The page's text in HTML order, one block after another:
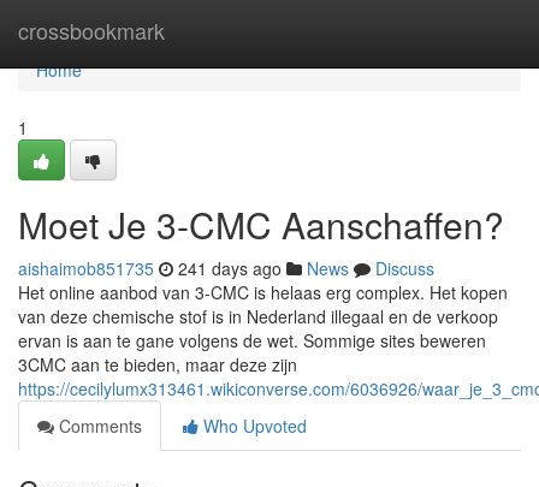
crossbookmark
Home
Home
1
Moet Je 3-CMC Aanschaffen?
aishaimob851735 241 days ago News
Discuss
Het online aanbod van 3-CMC is helaas erg complex. Het kopen
van deze chemische stof is in Nederland illegaal en de verkoop
ervan is aan te gane volgens de wet. Sommige sites beweren
3CMC aan te bieden, maar deze zijn
https://cecilylumx313461.wikiconverse.com/6036926/
Comments
Who Upvoted